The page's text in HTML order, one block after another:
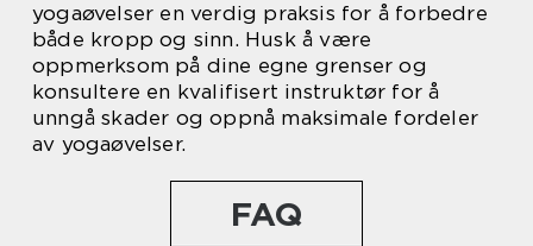
yogaøvelser en verdig praksis for å forbedre
både kropp og sinn. Husk å være
oppmerksom på dine egne grenser og
konsultere en kvalifisert instruktør for å
unngå skader og oppnå maksimale fordeler
av yogaøvelser.
FAQ